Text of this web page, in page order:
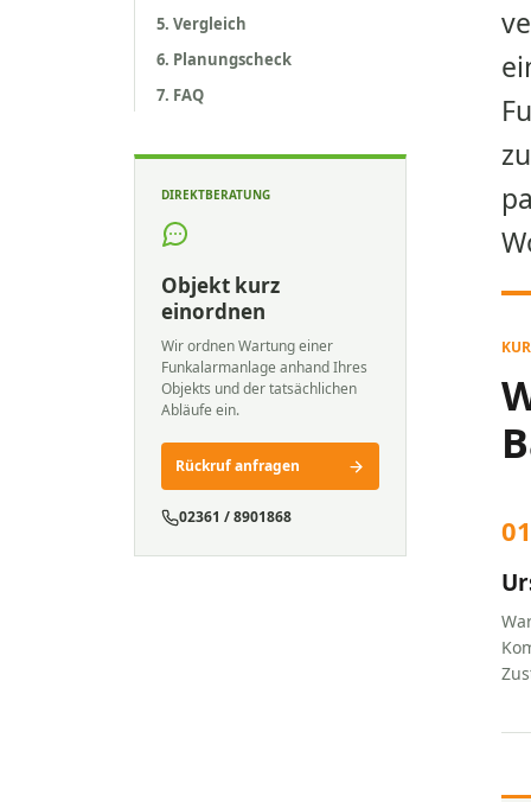
5. Vergleich
6. Planungscheck
7. FAQ
DIREKTBERATUNG
Objekt kurz
einordnen
Wir ordnen Wartung einer
Funkalarmanlage anhand Ihres
Objekts und der tatsächlichen
Abläufe ein.
Rückruf anfragen
02361 / 8901868 01